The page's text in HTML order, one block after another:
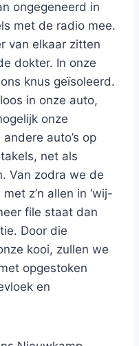
ongegeneerd in
met de radio mee.
van elkaar zitten
dokter. In onze
knus geïsoleerd.
in onze auto,
onze
auto’s op
net als
Van zodra we de
z’n allen in ‘wij-
file staat dan
Door die
kooi, zullen we
opgestoken
en